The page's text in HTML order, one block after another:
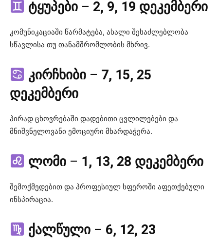
ტყუპები– 2, 9, 19 დეკემბერი
კომუნიკაციაში წარმატება, ახალი შესაძლებლობა
სწავლისა თუ თანამშრომლობის მხრივ.
კირჩხიბი– 7, 15, 25
დეკემბერი
პირად ცხოვრებაში დადებითი ცვლილებები და
მნიშვნელოვანი ემოციური მხარდაჭერა.
ლომი– 1, 13, 28 დეკემბერი
შემოქმედებით და პროფესიულ სფეროში აფეთქებული
ინსპირაცია.
ქალწული– 6, 12, 23